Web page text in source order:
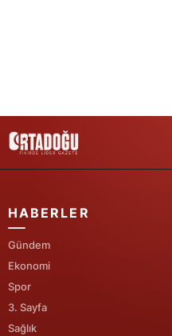
HABERLER
Gündem
Ekonomi
Spor
3. Sayfa
Sağlık